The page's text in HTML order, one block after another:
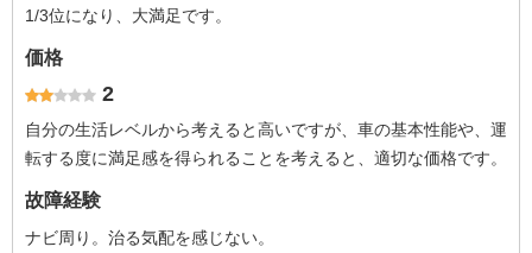
1/3位になり、大満足です。
価格
2
自分の生活レベルから考えると高いですが、車の基本性能や、運
転する度に満足感を得られることを考えると、適切な価格です。
故障経験
ナビ周り。治る気配を感じない。